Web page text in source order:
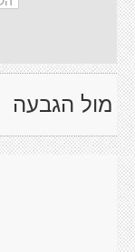
מול הגבעה